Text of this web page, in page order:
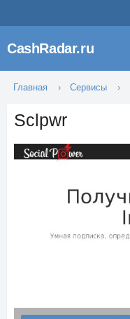
CashRadar.ru
Главная Сервисы
Sclpwr